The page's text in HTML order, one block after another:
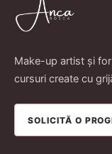
Make-up artist și
cursuri create cu
SOLICITĂ O